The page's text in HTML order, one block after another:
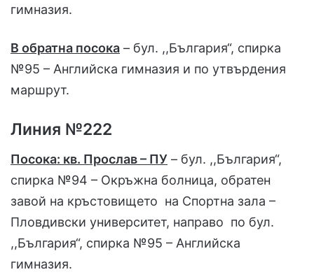
гимназия.
В обратна посока – бул. ,,България“, спирка
№95 – Английска гимназия и по утвърдения
маршрут.
Линия №222
Посока: кв. Прослав – ПУ – бул. ,,България“,
спирка №94 – Окръжна болница, обратен
завой на кръстовището на Спортна зала –
Пловдивски университет, направо по бул.
,,България“, спирка №95 – Английска
гимназия.